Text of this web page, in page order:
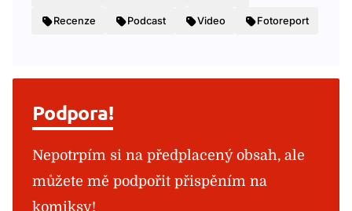
Recenze Podcast Video Fotoreport
Podpora!
Nepotrpím si na předplacený obsah, ale
můžete mě podpořit přispěním na
komiksy!